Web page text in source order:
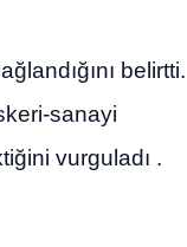
belirtti.
sanayi
vurguladı .